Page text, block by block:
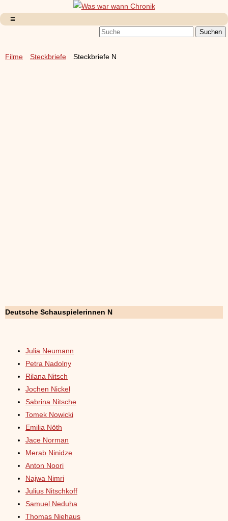
Filme Steckbriefe Steckbriefe N
Deutsche Schauspielerinnen N
Julia Neumann
Petra Nadolny
Rilana Nitsch
Jochen Nickel
Sabrina Nitsche
Tomek Nowicki
Emilia Nöth
Jace Norman
Merab Ninidze
Anton Noori
Najwa Nimri
Julius Nitschkoff
Samuel Neduha
Thomas Niehaus